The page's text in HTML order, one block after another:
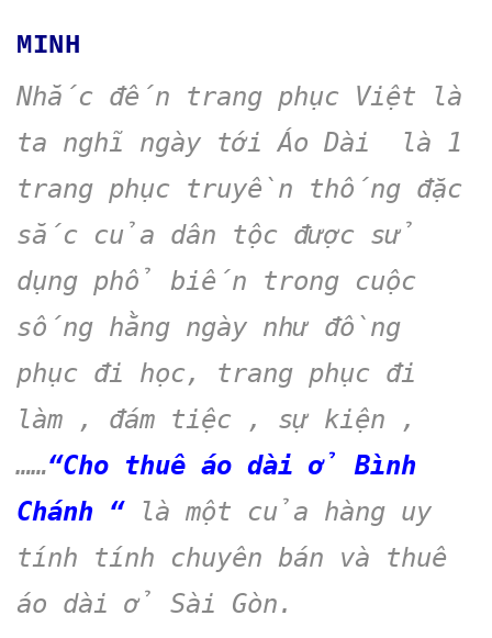
MINH
Nhắc đến trang phục Việt là
ta nghĩ ngày tới Áo Dài là 1
trang phục truyền thống đặc
sắc của dân tộc được sử
dụng phổ biến trong cuộc
sống hằng ngày như đồng
phục đi học, trang phục đi
làm , đám tiệc , sự kiện ,
……“Cho thuê áo dài ở Bình
Chánh “là một của hàng uy
tính tính chuyên bán và thuê
áo dài ở Sài Gòn.